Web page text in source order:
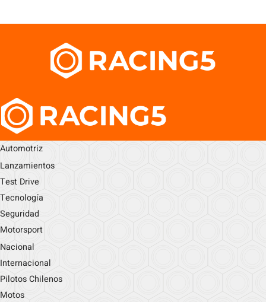
Automotriz
Lanzamientos
Test Drive
Tecnología
Seguridad
Motorsport
Nacional
Internacional
Pilotos Chilenos
Motos